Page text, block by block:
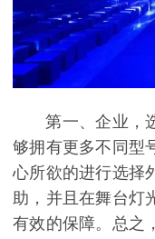
第一、企业，
够拥有更多不同型
心所欲的进行选择
助，并且在舞台灯
有效的保障。总之